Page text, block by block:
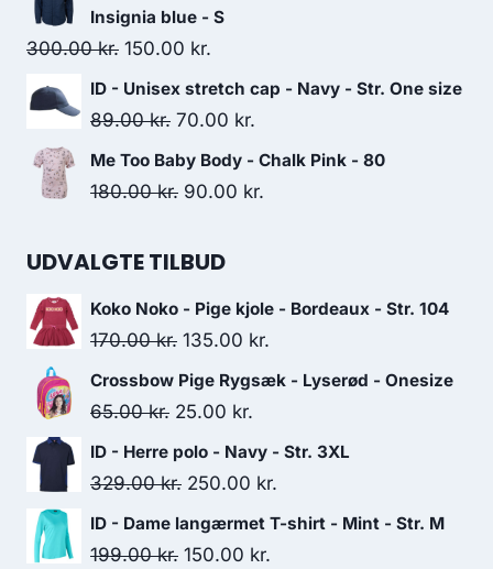
was:
399.95 kr..
is:
Insignia blue - S
300.00kr. Original
price
was:
150.00 kr.
price
is:
ID - Unisex stretch cap - Navy - Str. One size
89.00kr. Original
price
was:
70.00 kr.
price
is:
Me Too Baby Body - Chalk Pink - 80
180.00kr. Original
was:
90.00 kr.
UDVALGTE TILBUD
Koko Noko - Pige kjole - Bordeaux - Str. 104
170.00kr. Original
price
was:
135.00 kr.
price
Crossbow Pige Rygsæk - Lyserød - Onesize
65.00kr. Original
price
was:
25.00 kr.
price
is:
ID - Herre polo - Navy - Str. 3XL
329.00kr. Original
price
was:
250.00 kr.
price
ID - Dame langærmet T-shirt - Mint - Str. M
199.00kr. Original
150.00 kr.